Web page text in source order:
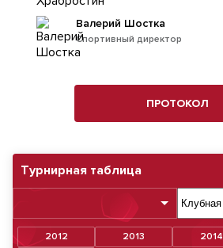
Турнирная таблица
2012 2013 2014
Спортивный директор
Валерий Шостка
ПРОТОКОЛ